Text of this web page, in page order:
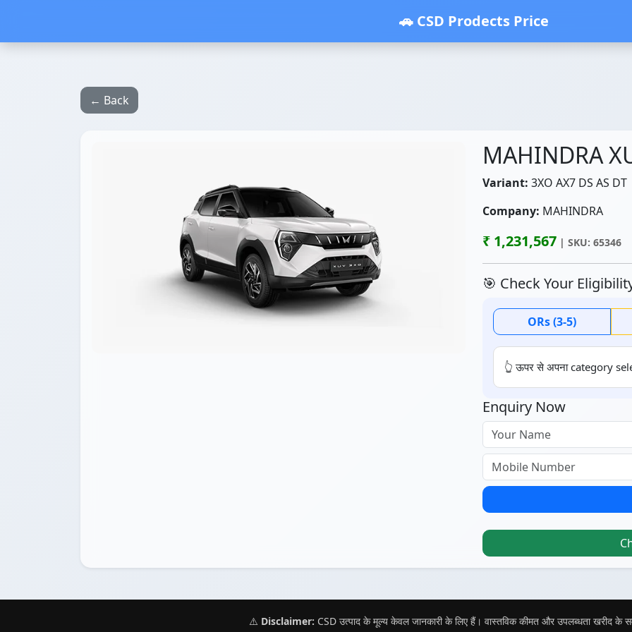
🚗 CSD Prodects Price
← Back
MAHINDRA
Variant: 3XO AX7 DS AS DT
Company: MAHINDRA
₹ 1,231,567 | SKU: 65346
🎯 Check Your
ORs (3-5)
👆 ऊपर से अपना category
Enquiry Now
⚠️ Disclaimer: CSD उत्पाद के मूल्य केवल जानकारी के लिए हैं। वास्तविक कीमत और उपलब्धता खरीद के